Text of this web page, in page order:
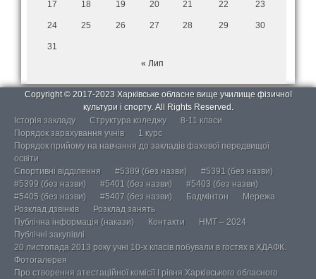
17 18 19 20 21 22 23
24 25 26 27 28 29 30
31
« Лип
Copyright © 2017-2023 Харківське обласне вище училище фізичної
культури і спорту. All Rights Reserved.
Історія закладу
Структура коледжу
8-11 класи
Порядок зарахування учнів
1 курс
Порядок прийому на навчання до закладів фахової передвищої
освіти
Спортивні відділення
#5389 (без назви)
#5391 (без назви)
#5399 (без назви)
#5401 (без назви)
#5403 (без назви)
#5405 (без назви)
#5407 (без назви) Бадмінтон
Мережа
Розклад дзвінків
Розклад занять
Публічна інформація (накази)
Контакти
НМТ – 2024
Публічні закупівлі
20 листопада 2013 року учні 10-х класів побували в гостях в ХДАФК.
Фотогалерея
Про створення атестаційної комісії І рівня Харківського обласного